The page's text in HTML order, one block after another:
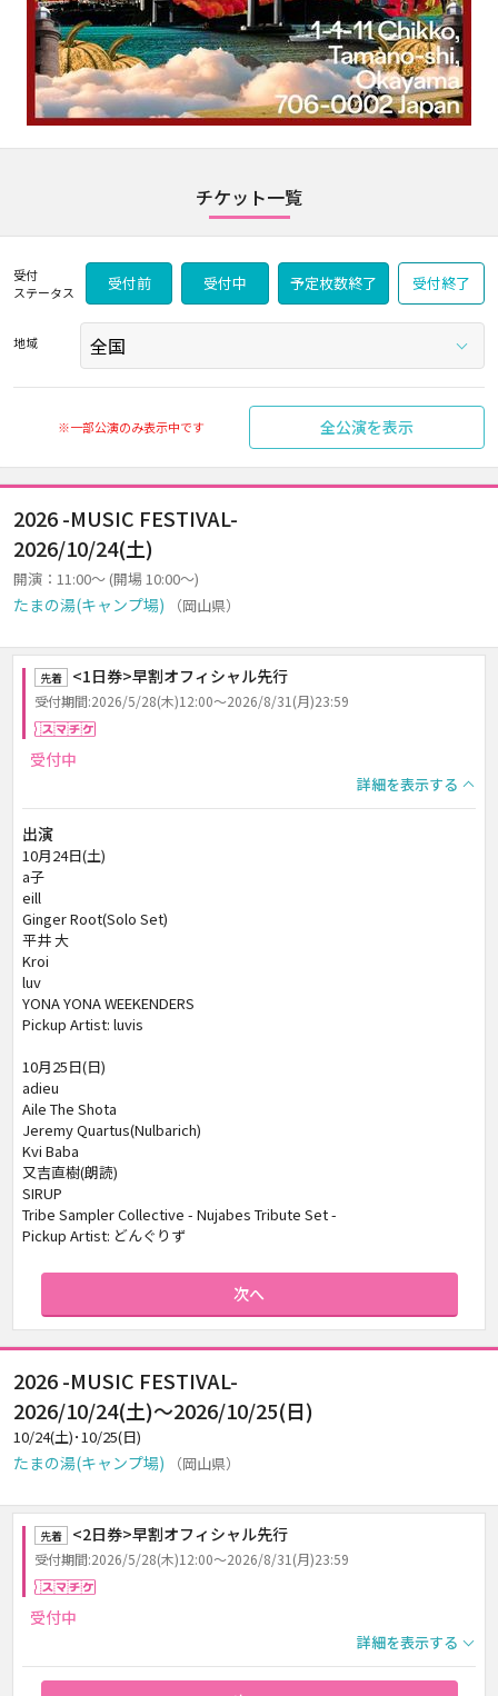
チケット一覧
受付
ステータス
受付前 受付中 予定枚数終了 受付終了
地域
※一部公演のみ表示中です 全公演を表示
2026 -MUSIC FESTIVAL-
2026/10/24(土)
開演：11:00～ (開場 10:00～)
たまの湯(キャンプ場) （岡山県）
先着 <1日券>早割オフィシャル先行
受付期間:2026/5/28(木)12:00～2026/8/31(月)23:59
受付中
詳細を表示する
出演
10月24日(土)
a子
eill
Ginger Root(Solo Set)
平井 大
Kroi
luv
YONA YONA WEEKENDERS
Pickup Artist: luvis
10月25日(日)
adieu
Aile The Shota
Jeremy Quartus(Nulbarich)
Kvi Baba
又吉直樹(朗読)
SIRUP
Tribe Sampler Collective - Nujabes Tribute Set -
Pickup Artist: どんぐりず
次へ
2026 -MUSIC FESTIVAL-
2026/10/24(土)～2026/10/25(日)
10/24(土)･10/25(日)
たまの湯(キャンプ場) （岡山県）
先着 <2日券>早割オフィシャル先行
受付期間:2026/5/28(木)12:00～2026/8/31(月)23:59
受付中
詳細を表示する